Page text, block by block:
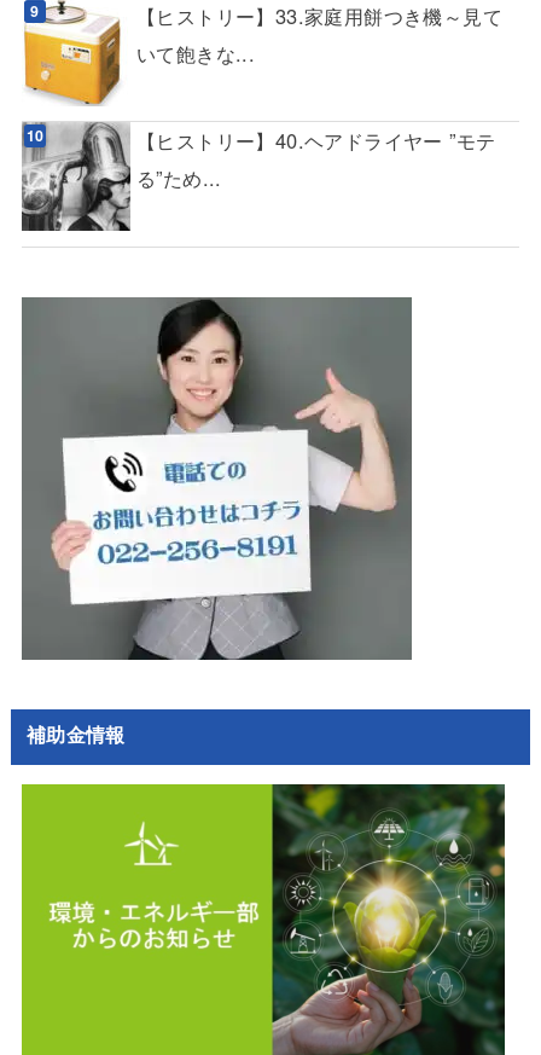
【ヒストリー】33.家庭用餅つき機～見て
いて飽きな...
【ヒストリー】40.ヘアドライヤー ”モテ
る”ため...
補助金情報